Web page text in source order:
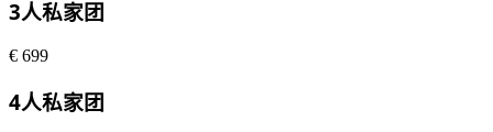
3人私家团
€ 699
4人私家团